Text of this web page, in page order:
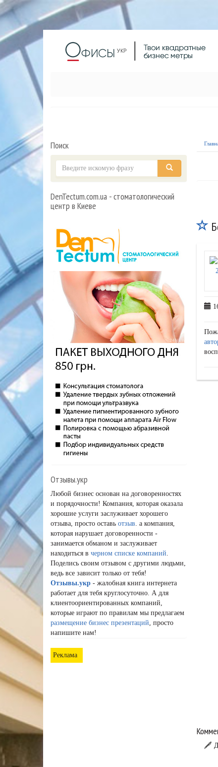
Поиск
DenTectum.com.ua - стоматологический
центр в Киеве
Отзывы.укр
Любой бизнес основан на договоренностях
и порядочности! Компания, которая оказала
хорошие услуги заслуживает хорошего
отзыва, просто оставь отзыв. а компания,
которая нарушает договоренности -
занимается обманом и заслуживает
находиться в черном списке компаний.
Поделись своим отзывом с другими людьми,
ведь все зависит только от тебя!
Отзывы.укр - жалобная книга интернета
работает для тебя круглосуточно. А для
клиентоориентированных компаний,
которые играют по правилам мы предлагаем
размещение бизнес презентаций, просто
напишите нам!
Реклама